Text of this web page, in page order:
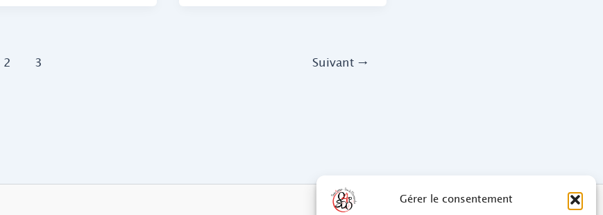
Gérer le consentement
2 3 Suivant →